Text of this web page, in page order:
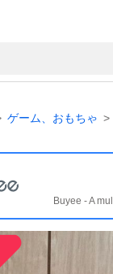
ゲーム、おもちゃ
Buyee - A